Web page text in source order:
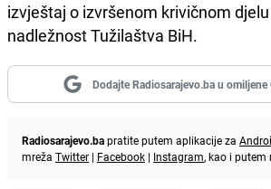
izvještaj o izvršenom krivičnom
nadležnost Tužilaštva BiH.
Dodajte Radiosarajevo.ba u omiljene
Radiosarajevo.bapratite putem aplikacije za
mreža Twitter | Facebook | Instagram, kao i putem